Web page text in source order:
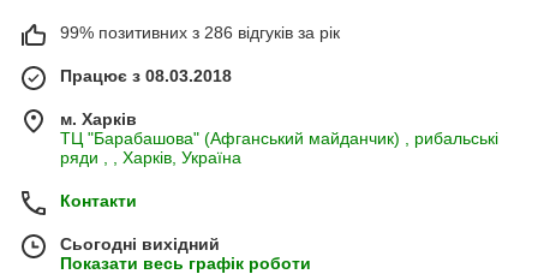
99% позитивних з 286 відгуків за рік
Працює з 08.03.2018
м. Харків
ТЦ "Барабашова" (Афганський майданчик) , рибальські
ряди , , Харків, Україна
Контакти
Сьогодні вихідний
Показати весь графік роботи